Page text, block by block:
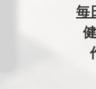
毎